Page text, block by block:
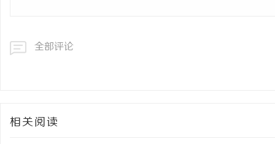
全部评论
相关阅读